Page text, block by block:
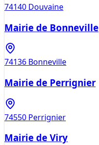
74140 Douvaine
Mairie de Bonneville
74136 Bonneville
Mairie de Perrignier
74550 Perrignier
Mairie de Viry